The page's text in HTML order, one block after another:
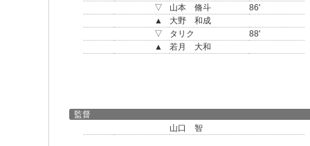
▽
山本 脩斗
86'
▲
大野 和成
▽
タリク
88'
▲
若月 大和
監督
山口 智